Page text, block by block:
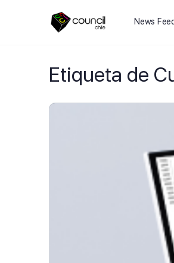
News Feed
Etiqueta de